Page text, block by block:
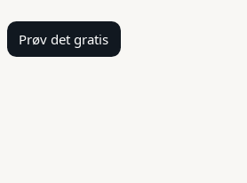
Prøv det gratis